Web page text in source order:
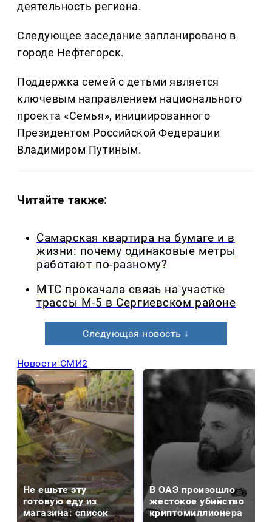
деятельность региона.
Следующее заседание запланировано в
городе Нефтегорск.
Поддержка семей с детьми является
ключевым направлением национального
проекта «Семья», инициированного
Президентом Российской Федерации
Владимиром Путиным.
Читайте также:
Самарская квартира на бумаге и в
жизни: почему одинаковые метры
работают по-разному?
МТС прокачала связь на участке
трассы М-5 в Сергиевском районе
Следующая новость ↓
Новости СМИ2
Не ешьте эту
готовую еду из
магазина: список
В ОАЭ произошло
жестокое убийство
криптомиллионера